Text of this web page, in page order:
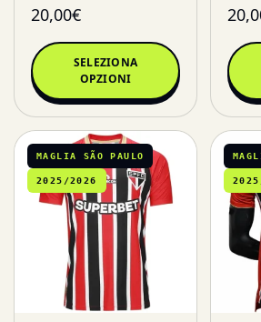
20,00€
SELEZIONA
OPZIONI
MAGLIA SÃO PAULO
2025/2026